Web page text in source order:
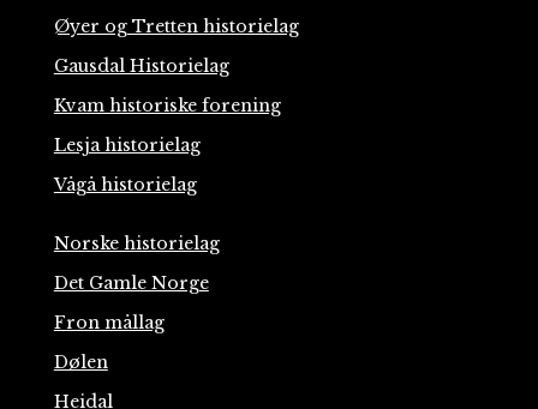
Øyer og Tretten historielag
Gausdal Historielag
Kvam historiske forening
Lesja historielag
Vågå historielag
Norske historielag
Det Gamle Norge
Fron mållag
Dølen
Heidal